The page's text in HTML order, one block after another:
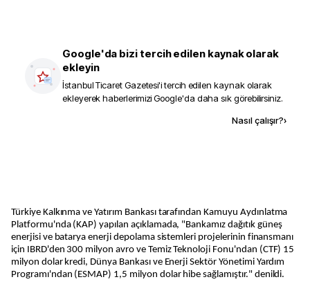
Google'da bizi tercih edilen kaynak olarak
ekleyin
İstanbul Ticaret Gazetesi'i tercih edilen kaynak olarak
ekleyerek haberlerimizi Google'da daha sık görebilirsiniz.
Nasıl çalışır?›
Türkiye Kalkınma ve Yatırım Bankası tarafından Kamuyu Aydınlatma
Platformu'nda (KAP) yapılan açıklamada, "Bankamız dağıtık güneş
enerjisi ve batarya enerji depolama sistemleri projelerinin finansmanı
için IBRD'den 300 milyon avro ve Temiz Teknoloji Fonu'ndan (CTF) 15
milyon dolar kredi, Dünya Bankası ve Enerji Sektör Yönetimi Yardım
Programı'ndan (ESMAP) 1,5 milyon dolar hibe sağlamıştır." denildi.